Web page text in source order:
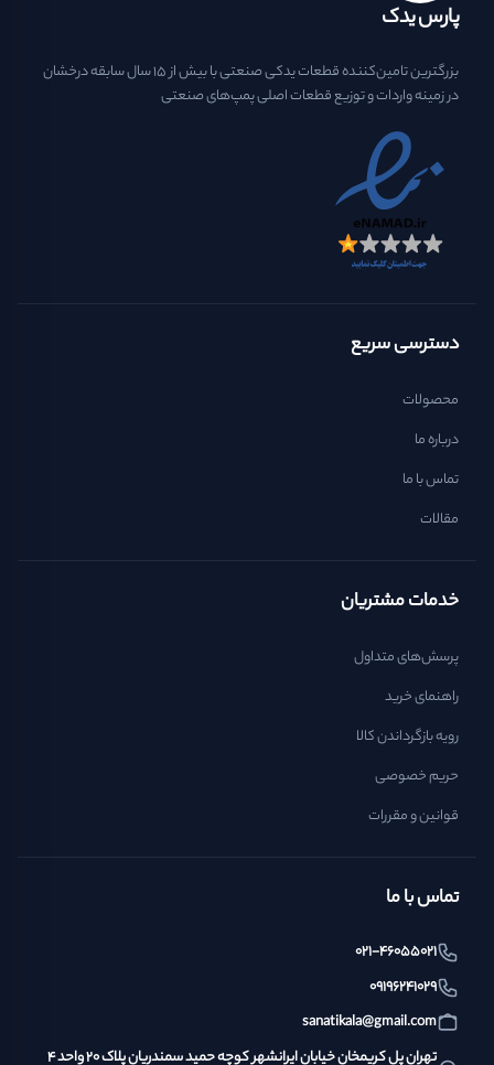
پارس یدک
بزرگترین تامین‌کننده قطعات یدکی صنعتی با بیش از ۱۵ سال سابقه درخشان
در زمینه واردات و توزیع قطعات اصلی پمپ‌های صنعتی
دسترسی سریع
محصولات
درباره ما
تماس با ما
مقالات
خدمات مشتریان
پرسش‌های متداول
راهنمای خرید
رویه بازگرداندن کالا
حریم خصوصی
قوانین و مقررات
تماس با ما
021-46055021
09196241029
sanatikala@gmail.com
تهران پل کریمخان خیابان ایرانشهر کوچه حمید سمندریان پلاک ۲۰ واحد ۴